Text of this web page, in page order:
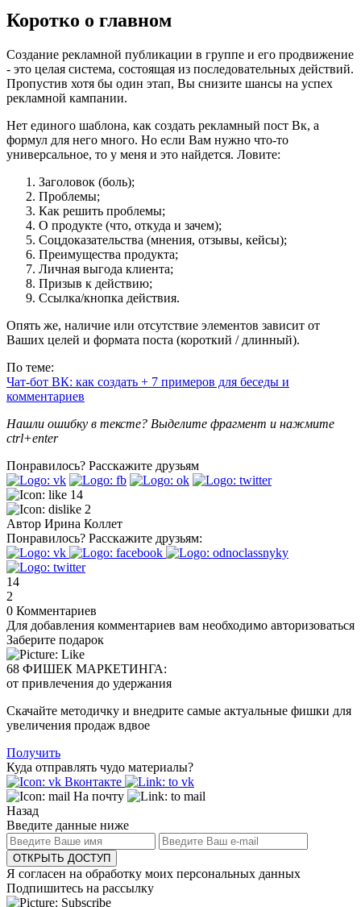
Коротко о главном
Создание рекламной публикации в группе и его продвижение
- это целая система, состоящая из последовательных действий.
Пропустив хотя бы один этап, Вы снизите шансы на успех
рекламной кампании.
Нет единого шаблона, как создать рекламный пост Вк, а
формул для него много. Но если Вам нужно что-то
универсальное, то у меня и это найдется. Ловите:
Заголовок (боль);
Проблемы;
Как решить проблемы;
О продукте (что, откуда и зачем);
Соцдоказательства (мнения, отзывы, кейсы);
Преимущества продукта;
Личная выгода клиента;
Призыв к действию;
Ссылка/кнопка действия.
Опять же, наличие или отсутствие элементов зависит от
Ваших целей и формата поста (короткий / длинный).
По теме:
Чат-бот ВК: как создать + 7 примеров для беседы и
комментариев
Нашли ошибку в тексте? Выделите фрагмент и нажмите
ctrl+enter
Понравилось? Расскажите друзьям
14
2
Автор Ирина Коллет
Понравилось? Расскажите друзьям:
14
2
0 Комментариев
Для добавления комментариев вам необходимо авторизоваться
Заберите подарок
68 ФИШЕК МАРКЕТИНГА:
от привлечения до удержания
Скачайте методичку и внедрите самые актуальные фишки для
увеличения продаж вдвое
Получить
Куда отправлять чудо материалы?
Вконтакте
На почту
Назад
Введите данные ниже
ОТКРЫТЬ ДОСТУП
Я согласен на обработку моих персональных данных
Подпишитесь на рассылку